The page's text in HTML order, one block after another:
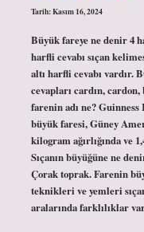
Tarih: Kasım 16, 2024
Büyük fareye ne denir 4
harfli cevabı sıçan
altı harfli cevabı vardır.
cevapları cardın,
farenin adı ne?
büyük faresi, Güney
kilogram ağırlığında ve
Sıçanın büyüğüne ne
Çorak toprak. Farenin
teknikleri ve yemleri
aralarında farklılıklar